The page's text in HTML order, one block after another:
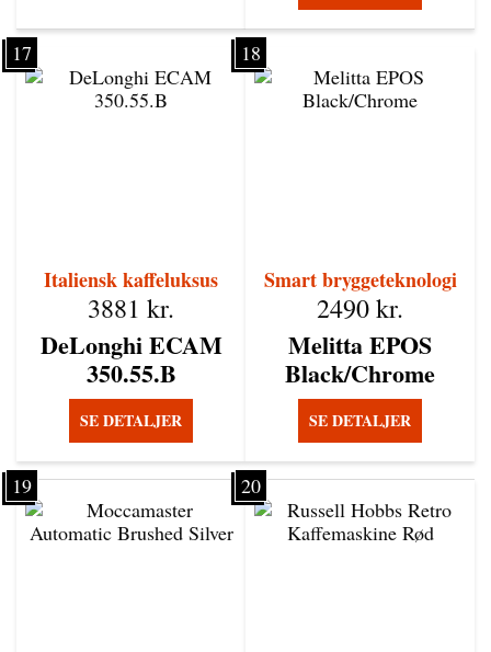
17
Italiensk kaffeluksus
DeLonghi ECAM
350.55.B
3881 kr.
SE DETALJER
18
Smart bryggeteknologi
Melitta EPOS
Black/Chrome
2490kr.
SE DETALJER
19 20